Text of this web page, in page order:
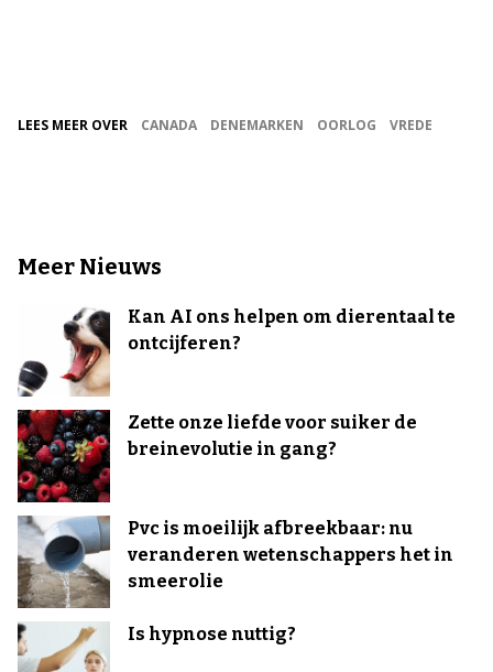
LEES MEER OVER CANADA DENEMARKEN OORLOG VREDE
Meer Nieuws
Kan AI ons helpen om dierentaal te
ontcijferen?
Zette onze liefde voor suiker de
breinevolutie in gang?
Pvc is moeilijk afbreekbaar: nu
veranderen wetenschappers het in
smeerolie
Is hypnose nuttig?